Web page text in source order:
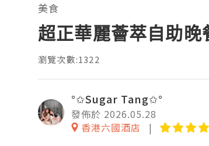
美食
超正華麗薈萃自助
瀏覽次數:1322
°✩Sugar Tang✩°
發佈於 2026.05.28
香港六國酒店